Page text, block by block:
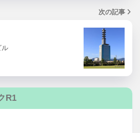
次の記事
ル
R1